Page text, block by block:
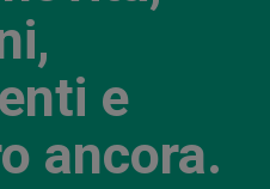
e
ancora.